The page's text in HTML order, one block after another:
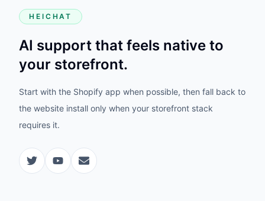
HEICHAT
AI support that feels native to
your storefront.
Start with the Shopify app when possible, then fall back to
the website install only when your storefront stack
requires it.